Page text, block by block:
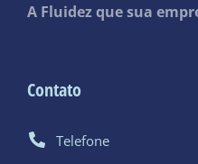
A Fluidez que sua
Contato
Telefone